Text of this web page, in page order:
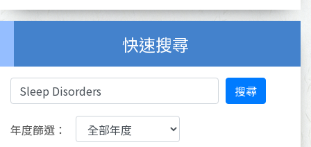
快速搜尋
搜尋
年度篩選：